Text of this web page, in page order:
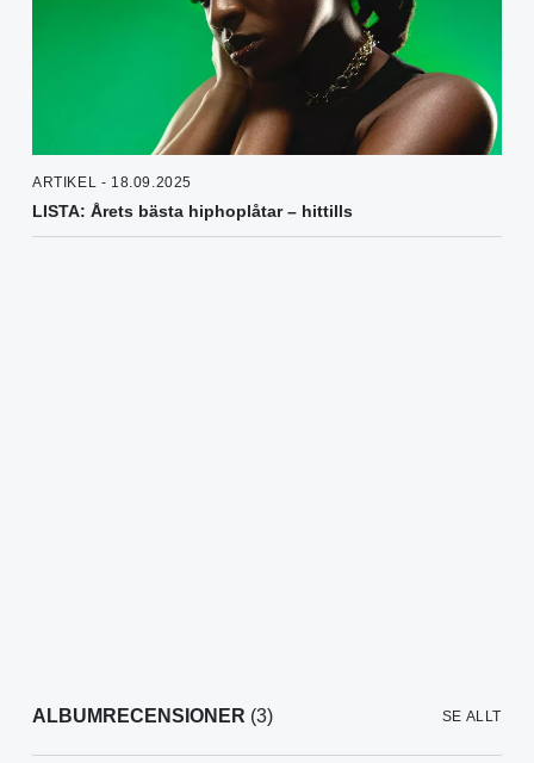
ARTIKEL - 18.09.2025
LISTA: Årets bästa hiphoplåtar – hittills
ALBUMRECENSIONER (3) SE ALLT